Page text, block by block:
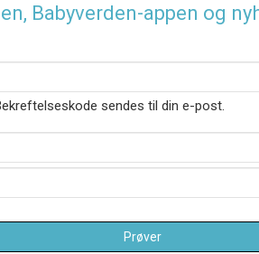
Babyverden-appen og
sendes til din e-post.
Prøver